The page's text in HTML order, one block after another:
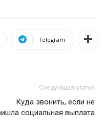
Telegram
Следующая статья
Куда звонить, если не
социальная выплата